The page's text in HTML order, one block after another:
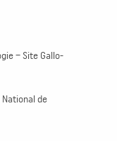
– Site Gallo-
de